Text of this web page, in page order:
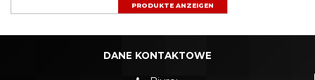
PRODUKTE ANZEIGEN
DANE KONTAKTOWE